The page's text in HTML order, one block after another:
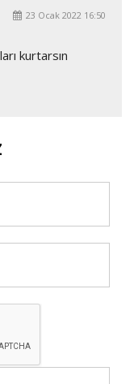
23 Ocak 2022 16:50
kurtarsın